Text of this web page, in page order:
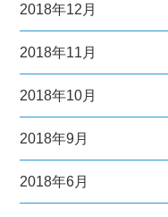
2018年12月
2018年11月
2018年10月
2018年9月
2018年6月